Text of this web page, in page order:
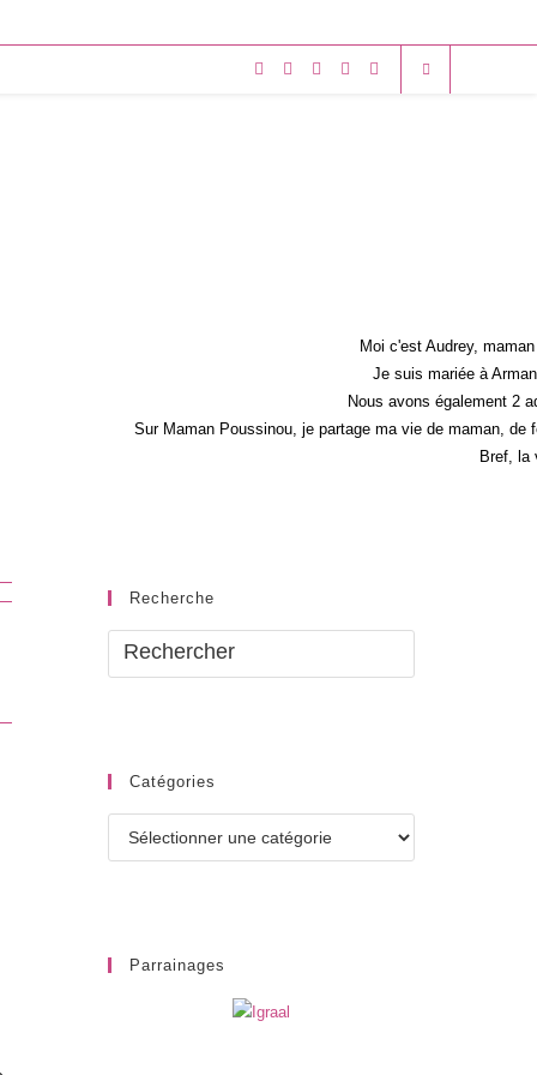
Moi c'est Audrey,
Je suis mariée à
Nous avons également 2
Sur Maman Poussinou, je partage ma vie de maman,
Bref, la
Recherche
Catégories
Parrainages